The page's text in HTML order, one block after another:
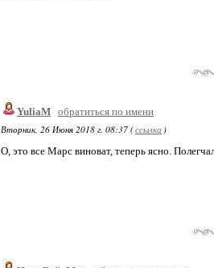
YuliaM обратиться по имени
Вторник, 26 Июня 2018 г. 08:37 (ссылка )
О, это все Марс виноват, теперь ясно.